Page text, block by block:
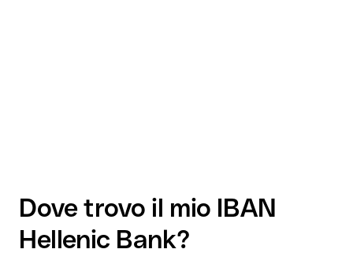
Dove trovo il mio IBAN
Hellenic Bank?